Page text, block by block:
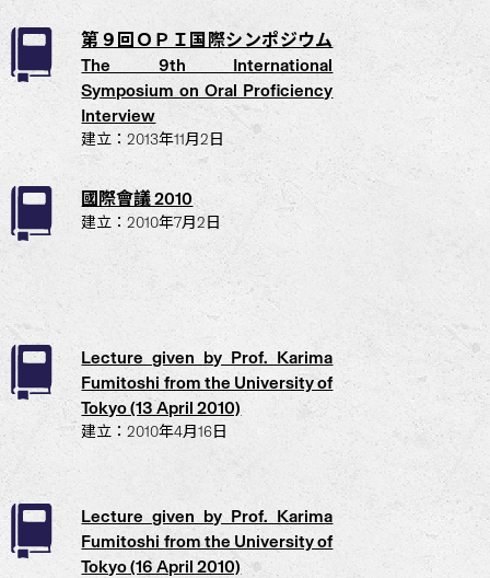
第９回ＯＰＩ国際シンポジウム
The 9th International
Symposium on Oral Proficiency
Interview
建立：2013年11月2日
國際會議 2010
建立：2010年7月2日
Lecture given by Prof. Karima
Fumitoshi from the University of
Tokyo (13 April 2010)
建立：2010年4月16日
Lecture given by Prof. Karima
Fumitoshi from the University of
Tokyo (16 April 2010)